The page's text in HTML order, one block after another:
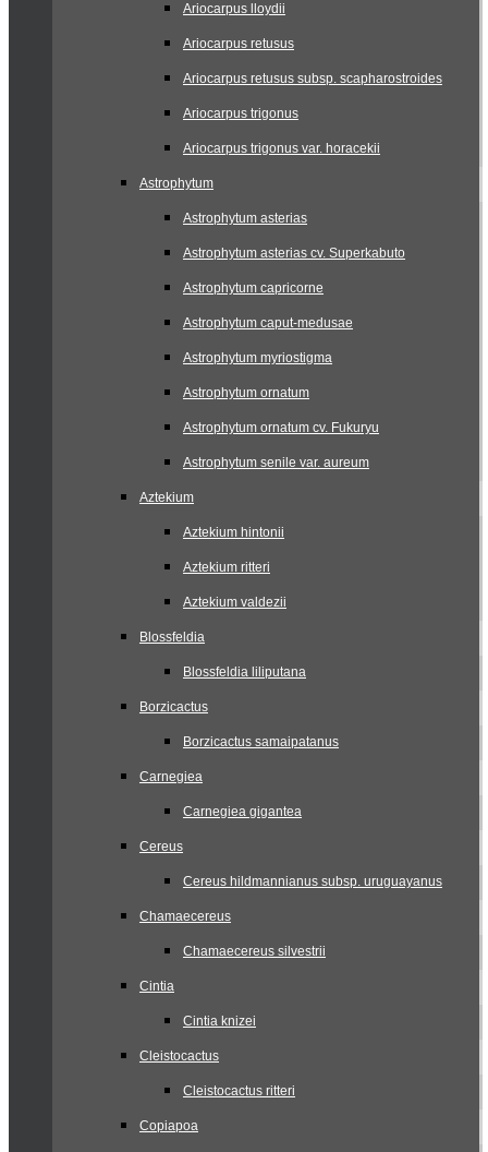
Ariocarpus lloydii
Ariocarpus retusus
Ariocarpus retusus subsp. scapharostroides
Ariocarpus trigonus
Ariocarpus trigonus var. horacekii
Astrophytum
Astrophytum asterias
Astrophytum asterias cv. Superkabuto
Astrophytum capricorne
Astrophytum caput-medusae
Astrophytum myriostigma
Astrophytum ornatum
Astrophytum ornatum cv. Fukuryu
Astrophytum senile var. aureum
Aztekium
Aztekium hintonii
Aztekium ritteri
Aztekium valdezii
Blossfeldia
Blossfeldia liliputana
Borzicactus
Borzicactus samaipatanus
Carnegiea
Carnegiea gigantea
Cereus
Cereus hildmannianus subsp. uruguayanus
Chamaecereus
Chamaecereus silvestrii
Cintia
Cintia knizei
Cleistocactus
Cleistocactus ritteri
Copiapoa